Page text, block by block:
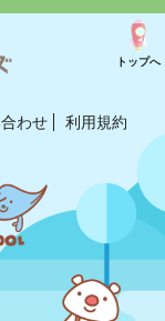
わせ 利用規約
トップへ